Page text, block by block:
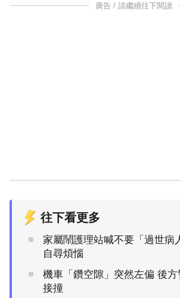
廣告 / 請繼續往下閱讀
往下看更多
家屬鬧護理站喊不要「過世病
自尋煩惱
機車「鑽空隙」突然左偏 後
接撞